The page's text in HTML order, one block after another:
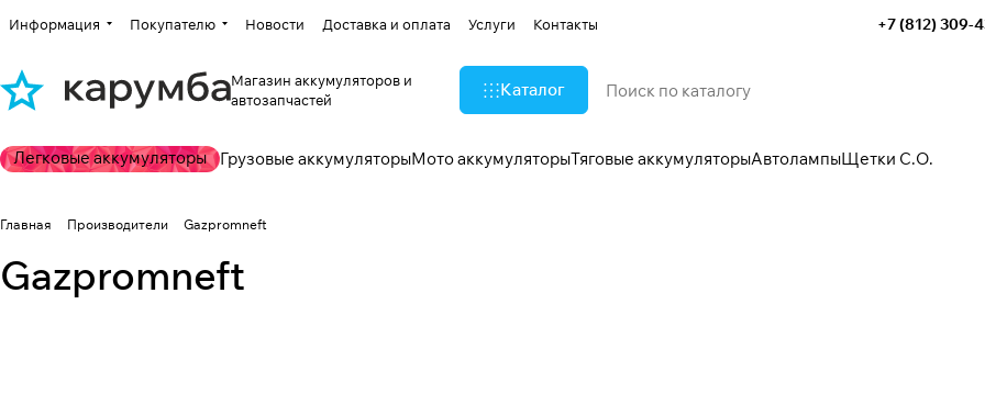
Информация Покупателю Новости Доставка и оплата Услуги Контакты +7 (812) 309-
Магазин аккумуляторов и
автозапчастей
Каталог
Легковые аккумуляторы Грузовые аккумуляторыМото аккумуляторыТяговые аккумуляторыАвтолампыЩетки С.О.
Главная Производители Gazpromneft
Gazpromneft